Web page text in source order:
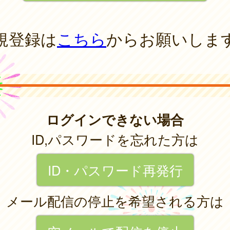
登録はこちらからお願いしま
ログインできない場合
ID,パスワードを忘れた方は
ID・パスワード再発行
メール配信の停止を希望される方は